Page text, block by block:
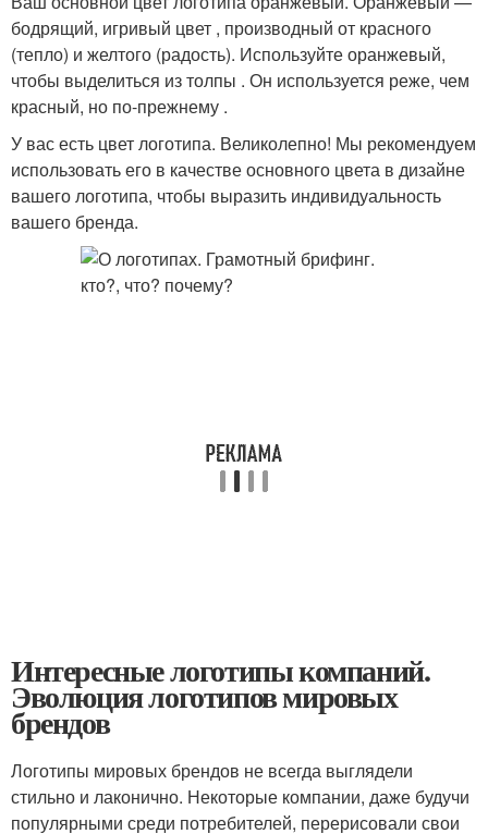
бодрящий, игривый цвет , производный от красного
(тепло) и желтого (радость). Используйте оранжевый,
чтобы выделиться из толпы . Он используется реже, чем
красный, но по-прежнему .
У вас есть цвет логотипа. Великолепно! Мы рекомендуем
использовать его в качестве основного цвета в дизайне
вашего логотипа, чтобы выразить индивидуальность
вашего бренда.
Интересные логотипы компаний.
Эволюция логотипов мировых
брендов
Логотипы мировых брендов не всегда выглядели
стильно и лаконично. Некоторые компании, даже будучи
популярными среди потребителей, перерисовали свои